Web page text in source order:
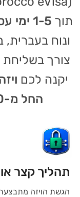
תוך 1-5 ימי עסקים בלבד
ונוח בעברית,
צורך
יקנה לכם
החל מ-30 ימים ועד לחצי שנה
תהליך קצר
הגשת הויזה